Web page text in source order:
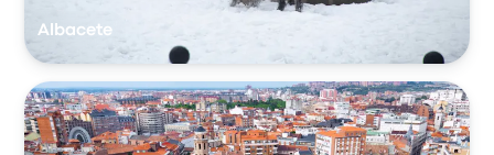
Albacete